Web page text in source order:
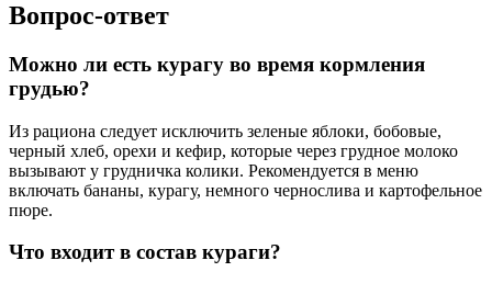
Вопрос-ответ
Можно ли есть курагу во время кормления
грудью?
Из рациона следует исключить зеленые яблоки, бобовые,
черный хлеб, орехи и кефир, которые через грудное молоко
вызывают у грудничка колики. Рекомендуется в меню
включать бананы, курагу, немного чернослива и картофельное
пюре.
Что входит в состав кураги?